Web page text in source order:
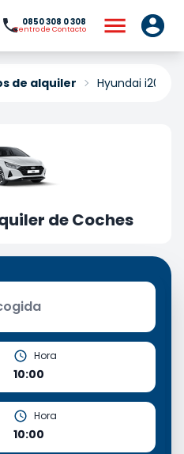
0850 308 0 308
Centro de Contacto
de alquiler Hyundai i20
de Coches
Hora
10:00
Hora
10:00